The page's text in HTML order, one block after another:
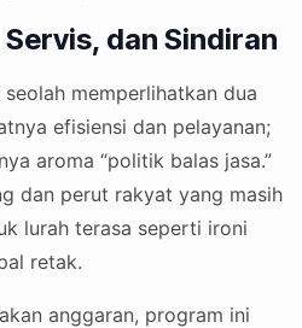
dan Sindiran
memperlihatkan dua
efisiensi dan pelayanan;
aroma “politik balas jasa.”
dan perut rakyat yang masih
lurah terasa seperti ironi
retak.
anggaran, program ini